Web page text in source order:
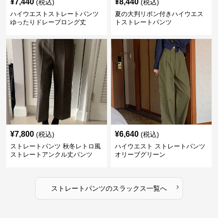
¥7,440 (税込)
ハイウエストストレートパンツ
ゆったりドレープロング丈
¥8,440 (税込)
夏の大判リボン付きハイウエス
トストレートパンツ
¥7,800 (税込)
ストレートパンツ 秋冬レトロ風
ストレートアンクル丈パンツ
¥6,640 (税込)
ハイウエスト ストレートパンツ
オリーブグリーン
ストレートパンツのスラックス一覧へ ›